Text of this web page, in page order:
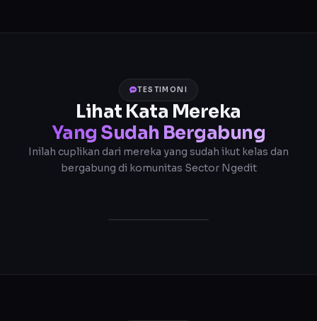
TESTIMONI
Lihat Kata Mereka
Yang Sudah Bergabung
Inilah cuplikan dari mereka yang sudah ikut kelas dan
bergabung di komunitas Sector Ngedit